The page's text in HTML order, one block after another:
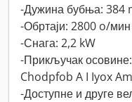
-Дужина бубња: 384
-Обртаји: 2800 o/мин
-Снага: 2,2 kW
-Прикључак
Chodpfob A I Iyox
-Доступне и друге